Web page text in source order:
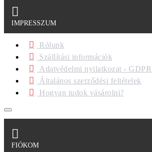
IMPRESSZUM
Rólunk
Szállítási információk
Adatvédelmi nyilatkozat - GDPR
Általános szerződési feltételek
Hogyan tudok vásárolni?
FIÓKOM